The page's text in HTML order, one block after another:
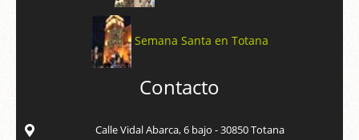
Semana Santa en Totana
Contacto
Calle Vidal Abarca, 6 bajo - 30850 Totana